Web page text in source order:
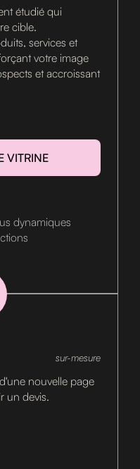
étudié qui
cible.
services et
votre image
et accroissant
VITRINE
dynamiques
sur-mesure
nouvelle page
un devis.